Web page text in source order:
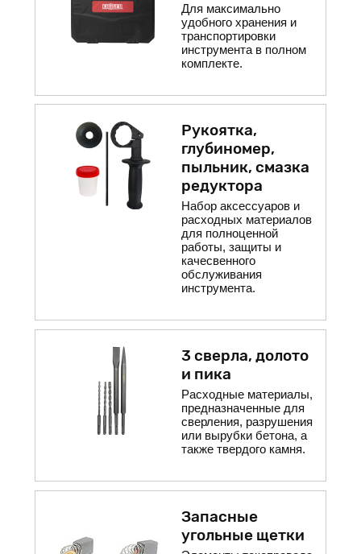
Для максимально
удобного хранения и
транспортировки
инструмента в полном
комплекте.
Рукоятка,
глубиномер,
пыльник, смазка
редуктора
Набор аксессуаров и
расходных материалов
для полноценной
работы, защиты и
качесвенного
обслуживания
инструмента.
3 сверла, долото
и пика
Расходные материалы,
предназначенные для
сверления, разрушения
или вырубки бетона, а
также твердого камня.
Запасные
угольные щетки